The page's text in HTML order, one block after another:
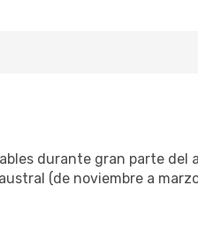
durante gran parte del
(de noviembre a